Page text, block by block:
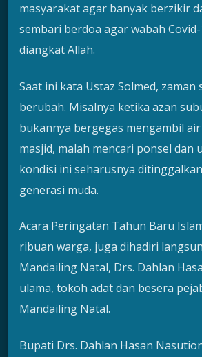
masyarakat agar banyak berzikir
sembari berdoa agar wabah
diangkat Allah.
Saat ini kata Ustaz Solmed, zaman
berubah. Misalnya ketika azan
bukannya bergegas mengambil
masjid, malah mencari ponsel dan
kondisi ini seharusnya
generasi muda.
Acara Peringatan Tahun Baru
ribuan warga, juga dihadiri
Mandailing Natal, Drs. Dahlan
ulama, tokoh adat dan besera
Mandailing Natal.
Bupati Drs. Dahlan Hasan